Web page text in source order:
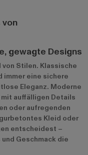
von
gewagte Designs
Stilen. Klassische
immer eine sichere
Eleganz. Moderne
auffälligen Details
oder aufregenden
Kleid oder
entscheidest –
Geschmack die